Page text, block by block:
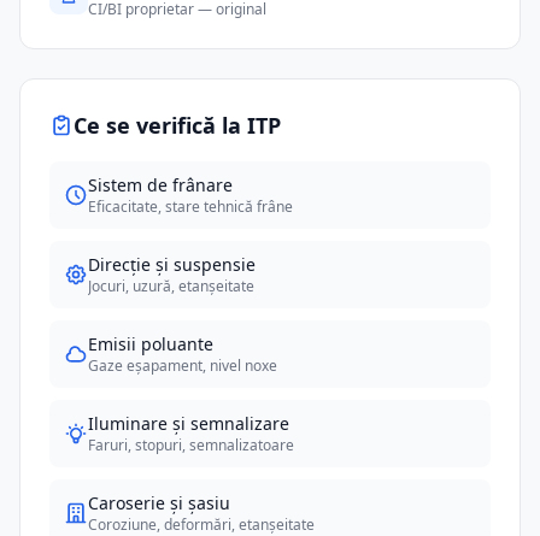
CI/BI proprietar — original
Ce se verifică la ITP
Sistem de frânare
Eficacitate, stare tehnică frâne
Direcție și suspensie
Jocuri, uzură, etanșeitate
Emisii poluante
Gaze eșapament, nivel noxe
Iluminare și semnalizare
Faruri, stopuri, semnalizatoare
Caroserie și șasiu
Coroziune, deformări, etanșeitate